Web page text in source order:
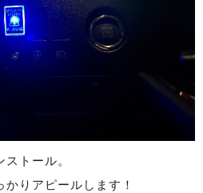
トール。
りアピールします！